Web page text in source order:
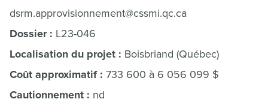
dsrm.approvisionnement@cssmi.qc.ca
Dossier : L23-046
Localisation du projet : Boisbriand (Québec)
Coût approximatif : 733 600 à 6 056 099 $
Cautionnement : nd